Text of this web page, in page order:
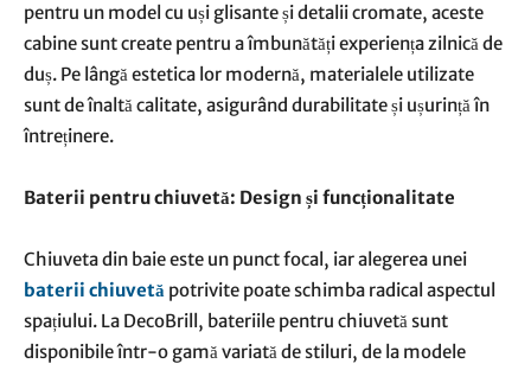
pentru un model cu uși glisante și detalii cromate, aceste
cabine sunt create pentru a îmbunătăți experiența zilnică de
duș. Pe lângă estetica lor modernă, materialele utilizate
sunt de înaltă calitate, asigurând durabilitate și ușurință în
întreținere.
Baterii pentru chiuvetă: Design și funcționalitate
Chiuveta din baie este un punct focal, iar alegerea unei
baterii chiuvetă potrivite poate schimba radical aspectul
spațiului. La DecoBrill, bateriile pentru chiuvetă sunt
disponibile într-o gamă variată de stiluri, de la modele